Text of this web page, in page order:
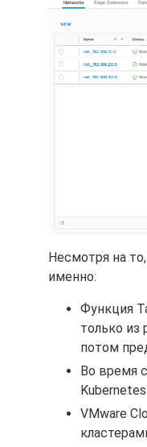
Несмотря на
именно:
Функция
только из
потом
Во время
VMware